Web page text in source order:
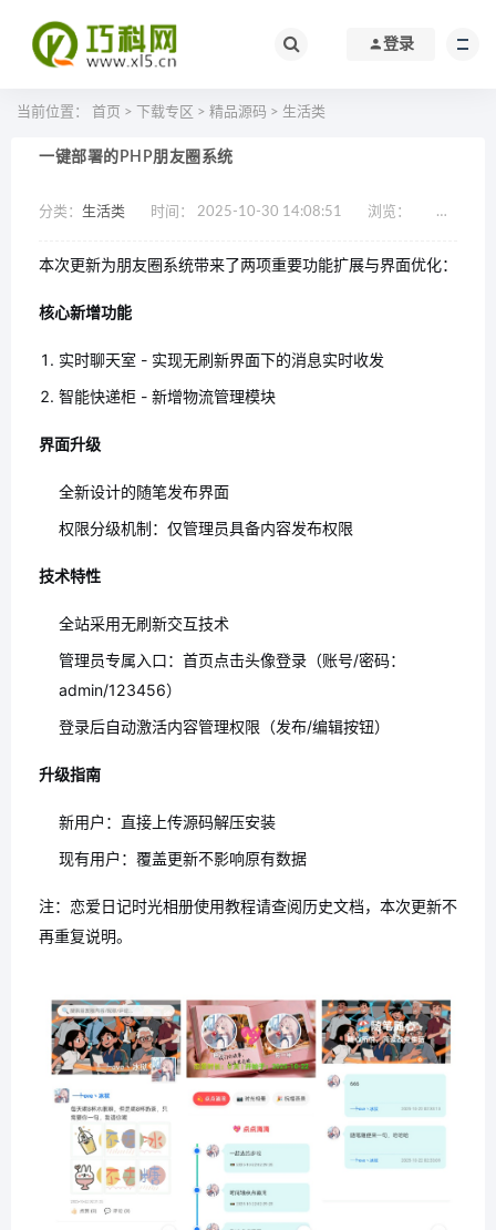
登录
当前位置： 首页 > 下载专区 > 精品源码 > 生活类
一键部署的PHP朋友圈系统
分类： 生活类 时间： 2025-10-30 14:08:51 浏览： 作者：
本次更新为朋友圈系统带来了两项重要功能扩展与界面优化：
核心新增功能
实时聊天室 - 实现无刷新界面下的消息实时收发
智能快递柜 - 新增物流管理模块
界面升级
全新设计的随笔发布界面
权限分级机制：仅管理员具备内容发布权限
技术特性
全站采用无刷新交互技术
管理员专属入口：首页点击头像登录（账号/密码：
admin/123456）
登录后自动激活内容管理权限（发布/编辑按钮）
升级指南
新用户：直接上传源码解压安装
现有用户：覆盖更新不影响原有数据
注：恋爱日记时光相册使用教程请查阅历史文档，本次更新不
再重复说明。